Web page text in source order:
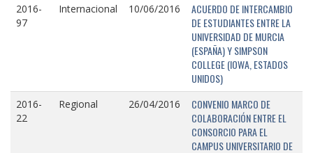
2016-
97
Internacional 10/06/2016
ACUERDO DE INTERCAMBIO
DE ESTUDIANTES ENTRE LA
UNIVERSIDAD DE MURCIA
(ESPAÑA) Y SIMPSON
COLLEGE (IOWA, ESTADOS
UNIDOS)
2016-
22
Regional 26/04/2016
CONVENIO MARCO DE
COLABORACIÓN ENTRE EL
CONSORCIO PARA EL
CAMPUS UNIVERSITARIO DE